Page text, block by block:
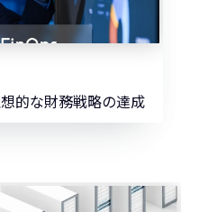
的な財務戦略の達成